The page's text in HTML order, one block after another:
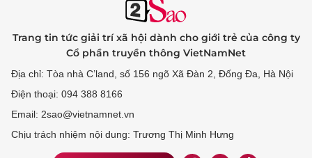
Trang tin tức giải trí xã hội dành cho giới trẻ của công ty
Cổ phần truyền thông VietNamNet
Địa chỉ: Tòa nhà C’land, số 156 ngõ Xã Đàn 2, Đống Đa, Hà Nội
Điện thoại: 094 388 8166
Email: 2sao@vietnamnet.vn
Chịu trách nhiệm nội dung: Trương Thị Minh Hưng